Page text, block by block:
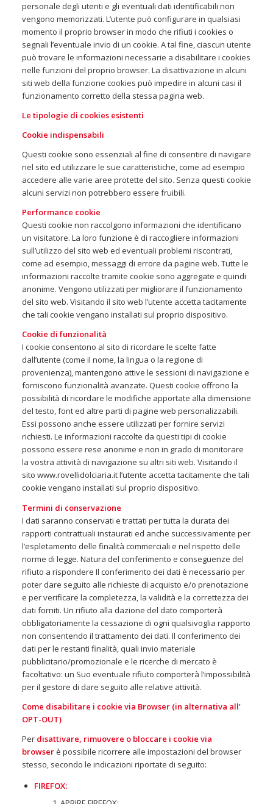
personale degli utenti e gli eventuali dati identificabili non
vengono memorizzati. L’utente può configurare in qualsiasi
momento il proprio browser in modo che rifiuti i cookies o
segnali l’eventuale invio di un cookie. A tal fine, ciascun utente
può trovare le informazioni necessarie a disabilitare i cookies
nelle funzioni del proprio browser. La disattivazione in alcuni
siti web della funzione cookies può impedire in alcuni casi il
funzionamento corretto della stessa pagina web.
Le tipologie di cookies esistenti
Cookie indispensabili
Questi cookie sono essenziali al fine di consentire di navigare
nel sito ed utilizzare le sue caratteristiche, come ad esempio
accedere alle varie aree protette del sito. Senza questi cookie
alcuni servizi non potrebbero essere fruibili.
Performance cookie
Questi cookie non raccolgono informazioni che identificano
un visitatore. La loro funzione è di raccogliere informazioni
sull’utilizzo del sito web ed eventuali problemi riscontrati,
come ad esempio, messaggi di errore da pagine web. Tutte le
informazioni raccolte tramite cookie sono aggregate e quindi
anonime. Vengono utilizzati per migliorare il funzionamento
del sito web. Visitando il sito web l’utente accetta tacitamente
che tali cookie vengano installati sul proprio dispositivo.
Cookie di funzionalità
I cookie consentono al sito di ricordare le scelte fatte
dall’utente (come il nome, la lingua o la regione di
provenienza), mantengono attive le sessioni di navigazione e
forniscono funzionalità avanzate. Questi cookie offrono la
possibilità di ricordare le modifiche apportate alla dimensione
del testo, font ed altre parti di pagine web personalizzabili.
Essi possono anche essere utilizzati per fornire servizi
richiesti. Le informazioni raccolte da questi tipi di cookie
possono essere rese anonime e non in grado di monitorare
la vostra attività di navigazione su altri siti web. Visitando il
sito www.rovellidolciaria.it l’utente accetta tacitamente che tali
cookie vengano installati sul proprio dispositivo.
Termini di conservazione
I dati saranno conservati e trattati per tutta la durata dei
rapporti contrattuali instaurati ed anche successivamente per
l’espletamento delle finalità commerciali e nel rispetto delle
norme di legge. Natura del conferimento e conseguenze del
rifiuto a rispondere Il conferimento dei dati è necessario per
poter dare seguito alle richieste di acquisto e/o prenotazione
e per verificare la completezza, la validità e la correttezza dei
dati forniti. Un rifiuto alla dazione del dato comporterà
obbligatoriamente la cessazione di ogni qualsivoglia rapporto
non consentendo il trattamento dei dati. Il conferimento dei
dati per le restanti finalità, quali invio materiale
pubblicitario/promozionale e le ricerche di mercato è
facoltativo: un Suo eventuale rifiuto comporterà l’impossibilità
per il gestore di dare seguito alle relative attività.
Come disabilitare i cookie via Browser (in alternativa all’
OPT-OUT)
Per disattivare, rimuovere o bloccare i cookie via
browserè possibile ricorrere alle impostazioni del browser
stesso, secondo le indicazioni riportate di seguito:
FIREFOX: